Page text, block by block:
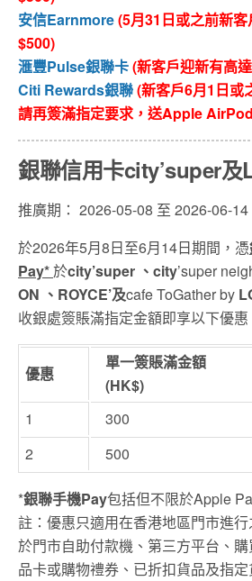
安信Earnmore(5月31日或之前新
$500)
滙豐Pulse銀聯卡(新客戶迎新有高
Citi Rewards銀聯(新客戶6月1日或
請再簽滿指定要求，送Apple
銀聯信用卡city’super及
推廣期： 2026-05-08 至 2026-06-14
於2026年5月8日至6月14日期間，憑
Pay*於city’super 、city’super
ON 、ROYCE’及cafe ToGather by
收銀處簽賬滿指定金額即享以下優惠
優惠
單一簽賬滿金額
(HK$)
1
300
2
500
*銀聯手機Pay包括但不限於Apple
註：優惠只適用在香港地區門市進
於門市自助付款機、第三方平台、
品卡或購物禮券、已折扣貨品及指定